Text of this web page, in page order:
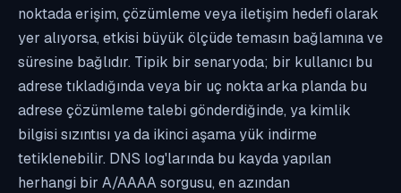
noktada erişim, çözümleme veya iletişim hedefi olarak
yer alıyorsa, etkisi büyük ölçüde temasın bağlamına ve
süresine bağlıdır. Tipik bir senaryoda; bir kullanıcı bu
adrese tıkladığında veya bir uç nokta arka planda bu
adrese çözümleme talebi gönderdiğinde, ya kimlik
bilgisi sızıntısı ya da ikinci aşama yük indirme
tetiklenebilir. DNS log'larında bu kayda yapılan
herhangi bir A/AAAA sorgusu, en azından